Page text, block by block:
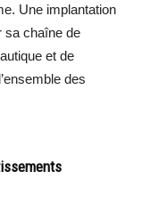
Une implantation
sa chaîne de
et de
des